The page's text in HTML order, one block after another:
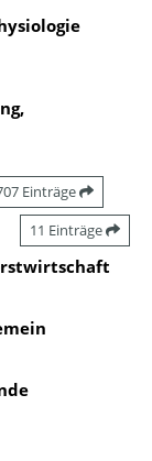
Einträge
11 Einträge